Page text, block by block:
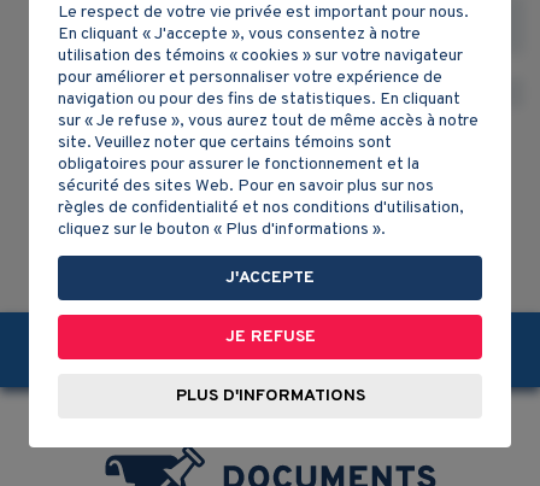
et sociale?
Comment l'exemple du Congo belge
illustre-t-il le concept d'impérialisme?
2 3 4 5 6 7 8 9
Partagez-nous!
Le respect de votre vie privée est important pour nous.
En cliquant « J'accepte », vous consentez à notre
utilisation des témoins « cookies » sur votre navigateur
pour améliorer et personnaliser votre expérience de
navigation ou pour des fins de statistiques. En cliquant
sur « Je refuse », vous aurez tout de même accès à notre
site. Veuillez noter que certains témoins sont
obligatoires pour assurer le fonctionnement et la
sécurité des sites Web. Pour en savoir plus sur nos
règles de confidentialité et nos conditions d'utilisation,
cliquez sur le bouton « Plus d'informations ».
J'ACCEPTE
JE REFUSE
PLUS D'INFORMATIONS